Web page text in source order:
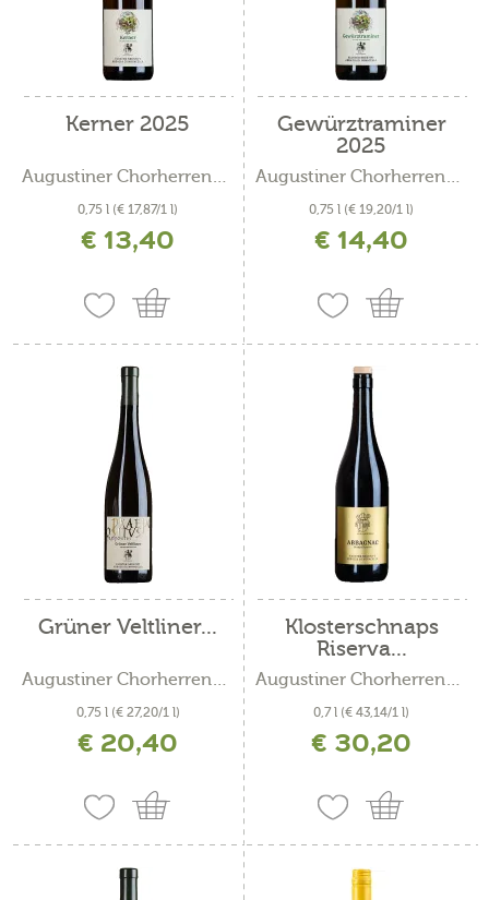
Kerner 2025
Augustiner Chorherrenstift...
0,75 l (€ 17,87/1 l)
inkl. MwSt. zzgl. Versandkosten
€ 13,40
Gewürztraminer
2025
Augustiner Chorherrenstift...
0,75 l (€ 19,20/1 l)
inkl. MwSt. zzgl. Versandkosten
€ 14,40
Grüner Veltliner...
Augustiner Chorherrenstift...
0,75 l (€ 27,20/1 l)
€ 20,40
Klosterschnaps
Riserva...
Augustiner Chorherrenstift...
0,7 l (€ 43,14/1 l)
€ 30,20